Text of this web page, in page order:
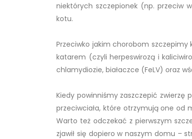
niektórych szczepionek (np. przeciw
kotu.
Przeciwko jakim chorobom
katarem (czyli herpeswirozą i
chlamydiozie, białaczce (FeLV) oraz
Kiedy powinniśmy zaszczepić zwierzę
przeciwciała, które otrzymują one od
Warto też odczekać z pierwszym
zjawił się dopiero w naszym domu –